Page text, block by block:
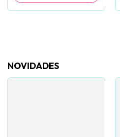
NOVIDADES